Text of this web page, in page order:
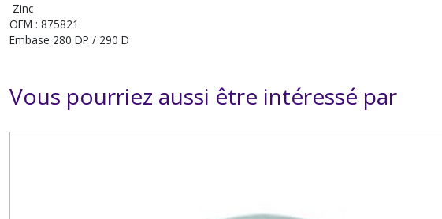
Zinc
OEM : 875821
Embase 280 DP / 290 D
Vous pourriez aussi être intéressé par